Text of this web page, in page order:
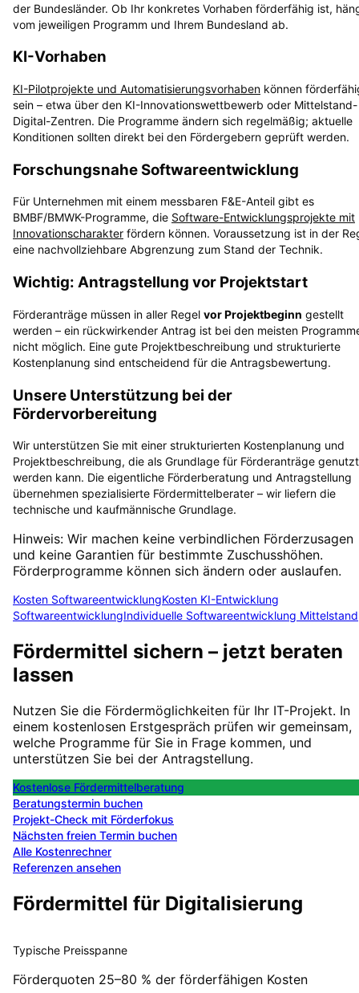
der Bundesländer. Ob Ihr konkretes Vorhaben förderfähig ist,
vom jeweiligen Programm und Ihrem Bundesland ab.
KI-Vorhaben
KI-Pilotprojekte und Automatisierungsvorhaben können
sein – etwa über den KI-Innovationswettbewerb oder Mittelstand-
Digital-Zentren. Die Programme ändern sich regelmäßig; aktuelle
Konditionen sollten direkt bei den Fördergebern geprüft werden.
Forschungsnahe Softwareentwicklung
Für Unternehmen mit einem messbaren F&E-Anteil gibt es
BMBF/BMWK-Programme, die Software-Entwicklungsprojekte mit
Innovationscharakter fördern können. Voraussetzung ist in der
eine nachvollziehbare Abgrenzung zum Stand der Technik.
Wichtig: Antragstellung vor Projektstart
Förderanträge müssen in aller Regel vor Projektbeginn gestellt
werden – ein rückwirkender Antrag ist bei den meisten
nicht möglich. Eine gute Projektbeschreibung und strukturierte
Kostenplanung sind entscheidend für die Antragsbewertung.
Unsere Unterstützung bei der
Fördervorbereitung
Wir unterstützen Sie mit einer strukturierten Kostenplanung und
Projektbeschreibung, die als Grundlage für Förderanträge genutzt
werden kann. Die eigentliche Förderberatung und Antragstellung
übernehmen spezialisierte Fördermittelberater – wir liefern die
technische und kaufmännische Grundlage.
Hinweis: Wir machen keine verbindlichen Förderzusagen
und keine Garantien für bestimmte Zuschusshöhen.
Förderprogramme können sich ändern oder auslaufen.
Kosten SoftwareentwicklungKosten KI-Entwicklung
SoftwareentwicklungIndividuelle Softwareentwicklung Mittelstand
Fördermittel sichern – jetzt beraten
lassen
Nutzen Sie die Fördermöglichkeiten für Ihr IT-Projekt. In
einem kostenlosen Erstgespräch prüfen wir gemeinsam,
welche Programme für Sie in Frage kommen, und
unterstützen Sie bei der Antragstellung.
Kostenlose Fördermittelberatung
Beratungstermin buchen
Projekt-Check mit Förderfokus
Nächsten freien Termin buchen
Alle Kostenrechner
Referenzen ansehen
Fördermittel für Digitalisierung
Typische Preisspanne
Förderquoten 25–80 % der förderfähigen Kosten